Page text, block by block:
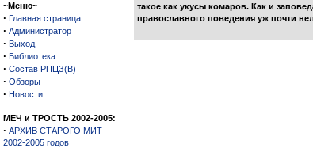
~Меню~
· Главная страница
· Администратор
· Выход
· Библиотека
· Состав РПЦЗ(В)
· Обзоры
· Новости
МЕЧ и ТРОСТЬ 2002-2005:
· АРХИВ СТАРОГО МИТ
2002-2005 годов
такое как укусы комаров. Как и
православного поведения уж почти